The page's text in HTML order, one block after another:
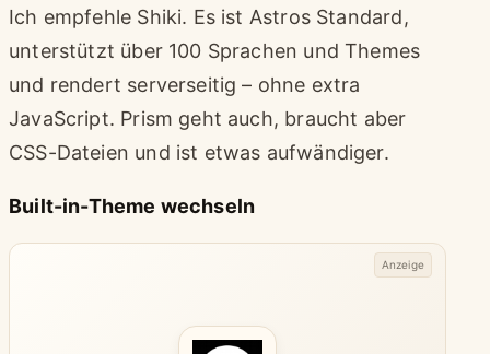
Ich empfehle Shiki. Es ist Astros Standard,
unterstützt über 100 Sprachen und Themes
und rendert serverseitig – ohne extra
JavaScript. Prism geht auch, braucht aber
CSS-Dateien und ist etwas aufwändiger.
Built-in-Theme wechseln
Anzeige